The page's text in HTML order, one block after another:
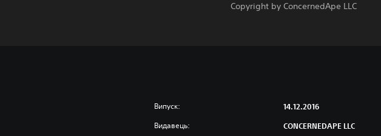
Copyright by ConcernedApe LLC
Випуск: 14.12.2016
Видавець: CONCERNEDAPE LLC